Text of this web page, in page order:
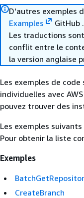
D'autres exemples
Examples
GitHub .
Les traductions
conflit entre le
la version anglaise
Les exemples de
individuelles avec
pouvez trouver des
Les exemples
Pour obtenir la liste
Exemples
CreateBranch